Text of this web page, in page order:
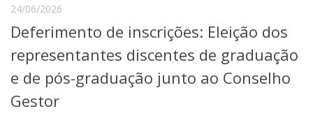
Bibliotecas
Apoio ao Estudante
Segurança, Trânsito e Prevenção
RH, Administrativo e Financeiro
Comunicação
Assessorias e Mídias
24/06/2026
Deferimento de inscrições: Eleição dos
representantes discentes de graduação
e de pós-graduação junto ao Conselho
Gestor